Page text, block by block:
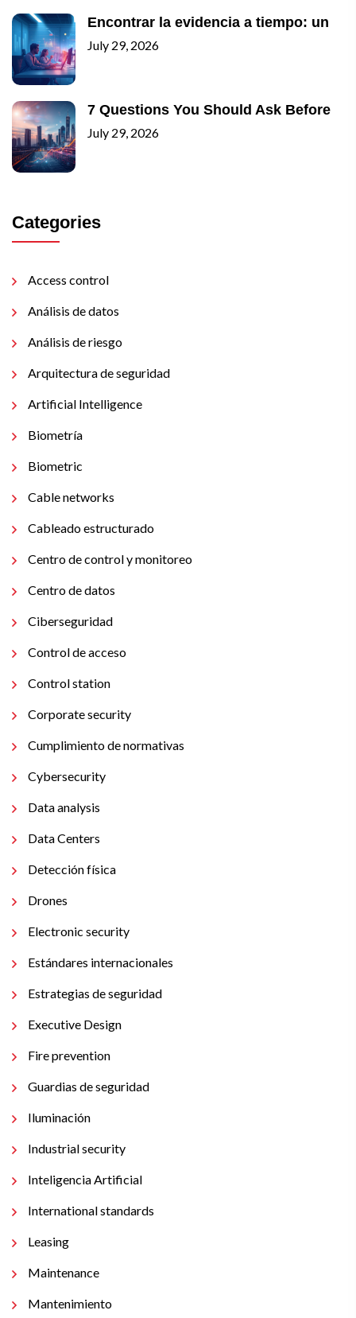
Encontrar la evidencia a tiempo: un
July 29, 2026
7 Questions You Should Ask Before
July 29, 2026
Categories
Access control
Análisis de datos
Análisis de riesgo
Arquitectura de seguridad
Artificial Intelligence
Biometría
Biometric
Cable networks
Cableado estructurado
Centro de control y monitoreo
Centro de datos
Ciberseguridad
Control de acceso
Control station
Corporate security
Cumplimiento de normativas
Cybersecurity
Data analysis
Data Centers
Detección física
Drones
Electronic security
Estándares internacionales
Estrategias de seguridad
Executive Design
Fire prevention
Guardias de seguridad
Iluminación
Industrial security
Inteligencia Artificial
International standards
Leasing
Maintenance
Mantenimiento